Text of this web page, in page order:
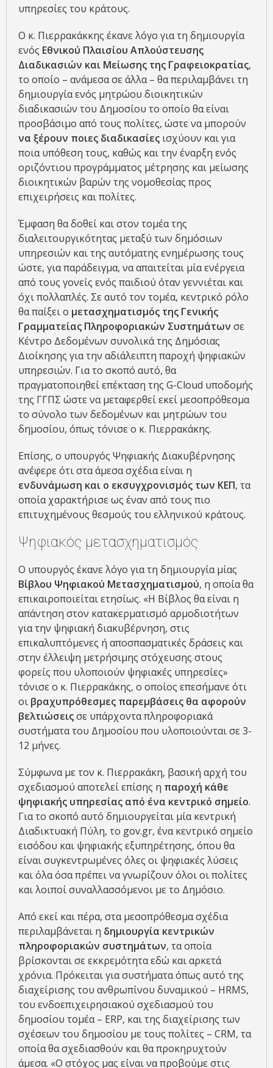
υπηρεσίες του κράτους.
Ο κ. Πιερρακάκκης έκανε λόγο για τη δημιουργία
ενός Εθνικού Πλαισίου Απλούστευσης
Διαδικασιών και Μείωσης της Γραφειοκρατίας,
το οποίο – ανάμεσα σε άλλα – θα περιλαμβάνει τη
δημιουργία ενός μητρώου διοικητικών
διαδικασιών του Δημοσίου το οποίο θα είναι
προσβάσιμο από τους πολίτες, ώστε να μπορούν
να ξέρουν ποιες διαδικασίες ισχύουν και για
ποια υπόθεση τους, καθώς και την έναρξη ενός
οριζόντιου προγράμματος μέτρησης και μείωσης
διοικητικών βαρών της νομοθεσίας προς
επιχειρήσεις και πολίτες.
Έμφαση θα δοθεί και στον τομέα της
διαλειτουργικότητας μεταξύ των δημόσιων
υπηρεσιών και της αυτόματης ενημέρωσης τους
ώστε, για παράδειγμα, να απαιτείται μία ενέργεια
από τους γονείς ενός παιδιού όταν γεννιέται και
όχι πολλαπλές. Σε αυτό τον τομέα, κεντρικό ρόλο
θα παίξει ο μετασχηματισμός της Γενικής
Γραμματείας Πληροφοριακών Συστημάτων σε
Κέντρο Δεδομένων συνολικά της Δημόσιας
Διοίκησης για την αδιάλειπτη παροχή ψηφιακών
υπηρεσιών. Για το σκοπό αυτό, θα
πραγματοποιηθεί επέκταση της G-Cloud υποδομής
της ΓΓΠΣ ώστε να μεταφερθεί εκεί μεσοπρόθεσμα
το σύνολο των δεδομένων και μητρώων του
δημοσίου, όπως τόνισε ο κ. Πιερρακάκης.
Επίσης, ο υπουργός Ψηφιακής Διακυβέρνησης
ανέφερε ότι στα άμεσα σχέδια είναι η
ενδυνάμωση και ο εκσυγχρονισμός των ΚΕΠ, τα
οποία χαρακτήρισε ως έναν από τους πιο
επιτυχημένους θεσμούς του ελληνικού κράτους.
Ψηφιακός μετασχηματισμός
Ο υπουργός έκανε λόγο για τη δημιουργία μίας
Βίβλου Ψηφιακού Μετασχηματισμού, η οποία θα
επικαιροποιείται ετησίως. «Η Βίβλος θα είναι η
απάντηση στον κατακερματισμό αρμοδιοτήτων
για την ψηφιακή διακυβέρνηση, στις
επικαλυπτόμενες ή αποσπασματικές δράσεις και
στην έλλειψη μετρήσιμης στόχευσης στους
φορείς που υλοποιούν ψηφιακές υπηρεσίες»
τόνισε ο κ. Πιερρακάκης, ο οποίος επεσήμανε ότι
οι βραχυπρόθεσμες παρεμβάσεις θα αφορούν
βελτιώσειςσε υπάρχοντα πληροφοριακά
συστήματα του Δημοσίου που υλοποιούνται σε 3-
12 μήνες.
Σύμφωνα με τον κ. Πιερρακάκη, βασική αρχή του
σχεδιασμού αποτελεί επίσης η παροχή κάθε
ψηφιακής υπηρεσίας από ένα κεντρικό σημείο.
Για το σκοπό αυτό δημιουργείται μία κεντρική
Διαδικτυακή Πύλη, το gov.gr, ένα κεντρικό σημείο
εισόδου και ψηφιακής εξυπηρέτησης, όπου θα
είναι συγκεντρωμένες όλες οι ψηφιακές λύσεις
και όλα όσα πρέπει να γνωρίζουν όλοι οι πολίτες
και λοιποί συναλλασσόμενοι με το Δημόσιο.
Από εκεί και πέρα, στα μεσοπρόθεσμα σχέδια
περιλαμβάνεται η δημιουργία κεντρικών
πληροφοριακών συστημάτων, τα οποία
βρίσκονται σε εκκρεμότητα εδώ και αρκετά
χρόνια. Πρόκειται για συστήματα όπως αυτό της
διαχείρισης του ανθρωπίνου δυναμικού – HRMS,
του ενδοεπιχειρησιακού σχεδιασμού του
δημοσίου τομέα – ERP, και της διαχείρισης των
σχέσεων του δημοσίου με τους πολίτες – CRM, τα
οποία θα σχεδιασθούν και θα προκηρυχτούν
άμεσα. «Ο στόχος μας είναι να προβούμε στις